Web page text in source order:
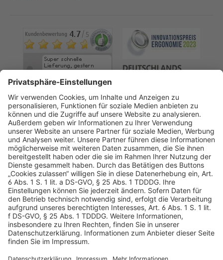
AGB Datenschutz
Impressum
Sicherheitshinweis
Compliance